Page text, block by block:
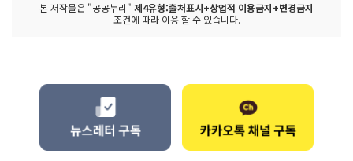
본 저작물은 "공공누리" 제4유형:출처표시+상업적 이용금지+변경금지
조건에 따라 이용 할 수 있습니다.